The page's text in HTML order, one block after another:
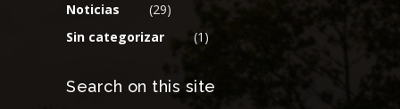
Noticias
(29)
Sin categorizar
(1)
Search on this site